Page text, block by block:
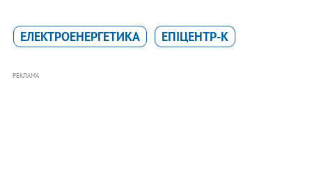
ЕЛЕКТРОЕНЕРГЕТИКА ЕПІЦЕНТР-К
РЕКЛАМА